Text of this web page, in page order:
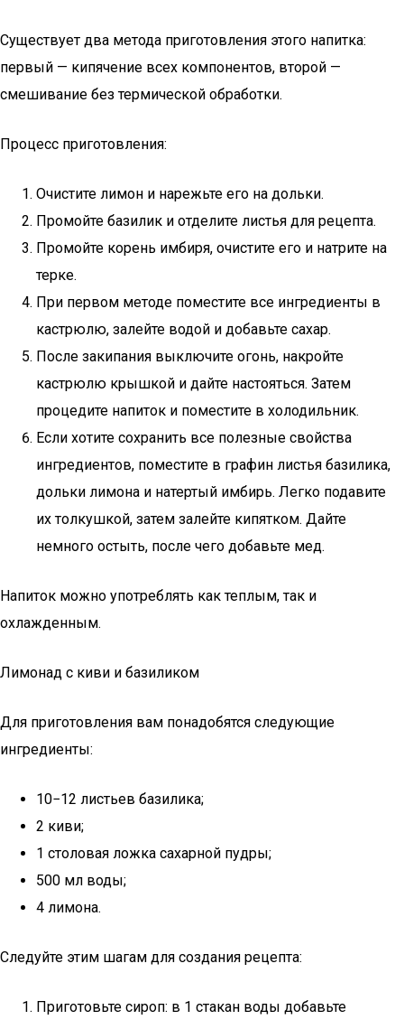
Существует два метода приготовления этого напитка:
первый — кипячение всех компонентов, второй —
смешивание без термической обработки.
Процесс приготовления:
Очистите лимон и нарежьте его на дольки.
Промойте базилик и отделите листья для рецепта.
Промойте корень имбиря, очистите его и натрите на
терке.
При первом методе поместите все ингредиенты в
кастрюлю, залейте водой и добавьте сахар.
После закипания выключите огонь, накройте
кастрюлю крышкой и дайте настояться. Затем
процедите напиток и поместите в холодильник.
Если хотите сохранить все полезные свойства
ингредиентов, поместите в графин листья базилика,
дольки лимона и натертый имбирь. Легко подавите
их толкушкой, затем залейте кипятком. Дайте
немного остыть, после чего добавьте мед.
Напиток можно употреблять как теплым, так и
охлажденным.
Лимонад с киви и базиликом
Для приготовления вам понадобятся следующие
ингредиенты:
10−12 листьев базилика;
2 киви;
1 столовая ложка сахарной пудры;
500 мл воды;
4 лимона.
Следуйте этим шагам для создания рецепта:
Приготовьте сироп: в 1 стакан воды добавьте